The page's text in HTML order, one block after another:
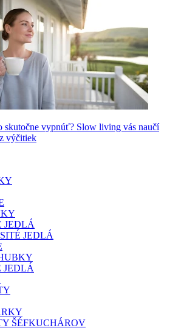
skutočne vypnúť? Slow living vás naučí
výčitiek
JEDLÁ
JEDLÁ
JEDLÁ
ŠÉFKUCHÁROV